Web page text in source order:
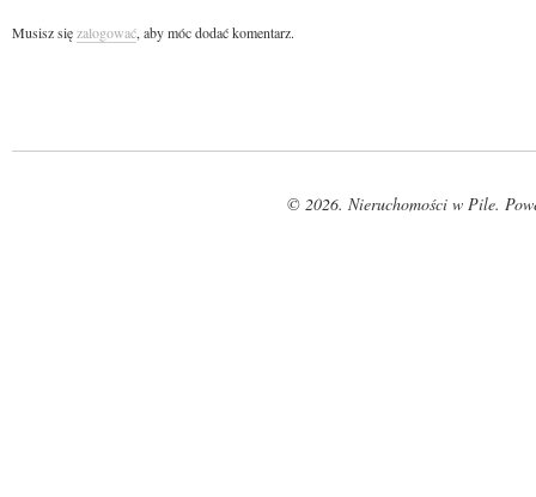
Musisz sięzalogować, aby móc dodać komentarz.
© 2026. Nieruchomości w Pile.